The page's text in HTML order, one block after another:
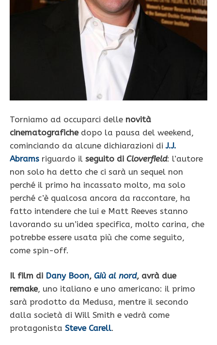
Torniamo ad occuparci delle novità
cinematografichedopo la pausa del weekend,
cominciando da alcune dichiarazioni diJ.J.
Abrams riguardo il seguito di Cloverfield: l’autore
non solo ha detto che ci sarà un sequel non
perché il primo ha incassato molto, ma solo
perché c’è qualcosa ancora da raccontare, ha
fatto intendere che lui e Matt Reeves stanno
lavorando su un’idea specifica, molto carina, che
potrebbe essere usata più che come seguito,
come spin-off.
Il film di Dany Boon, Giù al nord, avrà due
remake, uno italiano e uno americano: il primo
sarà prodotto da Medusa, mentre il secondo
dalla società di Will Smith e vedrà come
protagonista Steve Carell.